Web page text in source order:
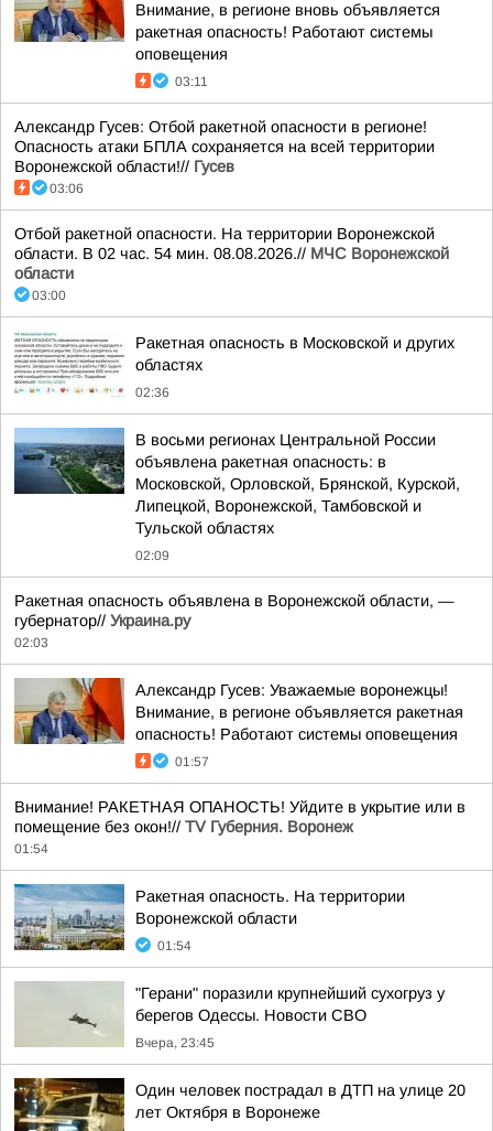
Внимание, в регионе вновь объявляется
ракетная опасность! Работают системы
оповещения
03:11
Александр Гусев: Отбой ракетной опасности в регионе!
Опасность атаки БПЛА сохраняется на всей территории
Воронежской области!// Гусев
03:06
Отбой ракетной опасности. На территории Воронежской
области. В 02 час. 54 мин. 08.08.2026.// МЧС Воронежской
области
03:00
Ракетная опасность в Московской и других
областях
02:36
В восьми регионах Центральной России
объявлена ракетная опасность: в
Московской, Орловской, Брянской, Курской,
Липецкой, Воронежской, Тамбовской и
Тульской областях
02:09
Ракетная опасность объявлена в Воронежской области, —
губернатор// Украина.ру
02:03
Александр Гусев: Уважаемые воронежцы!
Внимание, в регионе объявляется ракетная
опасность! Работают системы оповещения
01:57
Внимание! РАКЕТНАЯ ОПАНОСТЬ! Уйдите в укрытие или в
помещение без окон!// TV Губерния. Воронеж
01:54
Ракетная опасность. На территории
Воронежской области
01:54
"Герани" поразили крупнейший сухогруз у
берегов Одессы. Новости СВО
Вчера, 23:45
Один человек пострадал в ДТП на улице 20
лет Октября в Воронеже